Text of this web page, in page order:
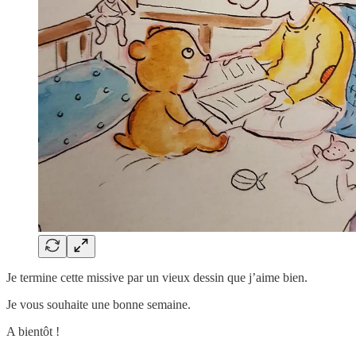
Je termine cette missive par un vieux dessin que j’aime bien.
Je vous souhaite une bonne semaine.
A bientôt !